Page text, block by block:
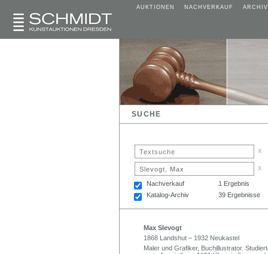
AUKTIONEN NACHVERKAUF ARCHIV
SUCHE
x
x
Nachverkauf
1 Ergebnis
Katalog-Archiv
39 Ergebnisse
Max Slevogt
1868 Landshut – 1932 Neukastel
Maler und Grafiker, Buchillustrator.